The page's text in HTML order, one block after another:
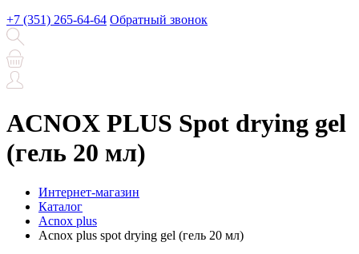
+7 (351) 265-64-64 Обратный звонок
ACNOX PLUS Spot drying gel
(гель 20 мл)
Интернет-магазин
Каталог
Acnox plus
Acnox plus spot drying gel (гель 20 мл)